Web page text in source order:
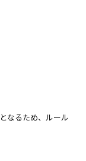
なるため、ルール